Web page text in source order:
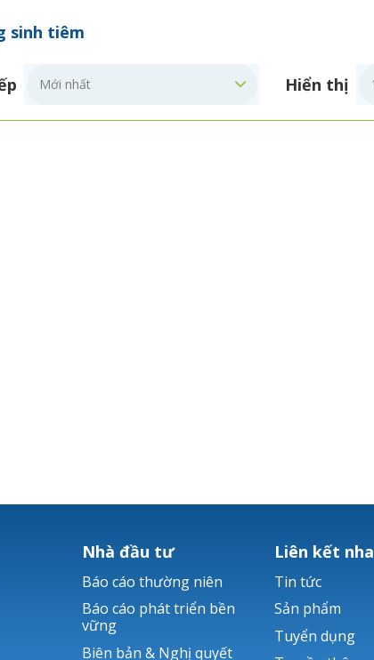
sinh tiêm
Hiển thị
Nhà đầu tư
Báo cáo thường niên
Báo cáo phát triển bền
vững
Biên bản & Nghị quyết
Liên kết
Tin tức
Sản phẩm
Tuyển dụng